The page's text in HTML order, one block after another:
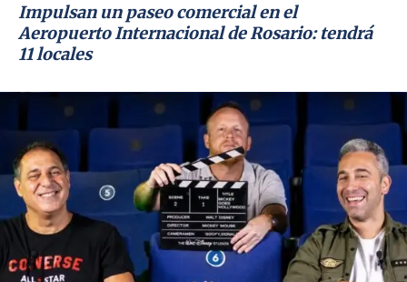
Impulsan un paseo comercial en el
Aeropuerto Internacional de Rosario: tendrá
11 locales